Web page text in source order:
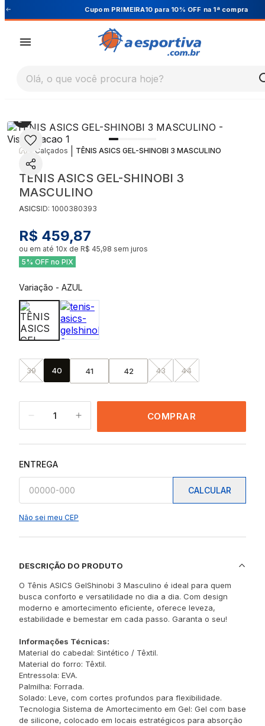
Cupom PRIMEIRA10 para 10% OFF na 1ª compra
Olá, o que você procura hoje?
Calçados TÊNIS ASICS GEL-SHINOBI 3 MASCULINO
TÊNIS ASICS GEL-SHINOBI 3
MASCULINO
ASICSID: 1000380393
R$ 459,87
ou em até 10x de R$ 45,98 sem juros
5% OFF no PIX
Variação - AZUL
39 40 41 42 43 44
1 COMPRAR
ENTREGA
CALCULAR
Não sei meu CEP
DESCRIÇÃO DO PRODUTO
O Tênis ASICS GelShinobi 3 Masculino é ideal para quem
busca conforto e versatilidade no dia a dia. Com design
moderno e amortecimento eficiente, oferece leveza,
estabilidade e bemestar em cada passo. Garanta o seu!
Informações Técnicas:
Material do cabedal: Sintético / Têxtil.
Material do forro: Têxtil.
Entressola: EVA.
Palmilha: Forrada.
Solado: Leve, com cortes profundos para flexibilidade.
Tecnologia Sistema de Amortecimento em Gel: Gel com base
de silicone, colocado em locais estratégicos para absorção